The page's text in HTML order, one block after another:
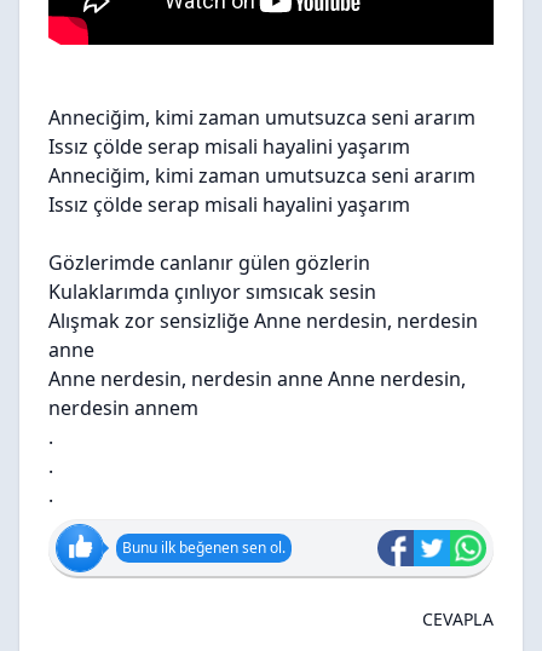
Anneciğim, kimi zaman umutsuzca seni ararım
Issız çölde serap misali hayalini yaşarım
Anneciğim, kimi zaman umutsuzca seni ararım
Issız çölde serap misali hayalini yaşarım
Gözlerimde canlanır gülen gözlerin
Kulaklarımda çınlıyor sımsıcak sesin
Alışmak zor sensizliğe Anne nerdesin, nerdesin
anne
Anne nerdesin, nerdesin anne Anne nerdesin,
nerdesin annem
.
.
.
Bunu ilk beğenen sen ol.
CEVAPLA